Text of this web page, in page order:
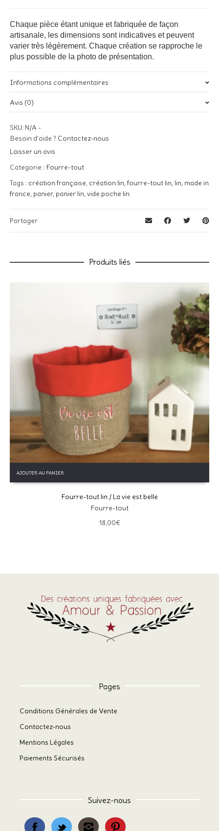
Chaque pièce étant unique et fabriquée de façon
artisanale, les dimensions sont indicatives et peuvent
varier très légèrement. Chaque création se rapproche le
plus possible de la photo de présentation.
Informations complémentaires
Poids
Taille
Trio, L, M, S
Couleurs
Noir, Blanc, Rouge, Bleu Marine, Bleu Jean, Bordeaux
Avis (0)
Soyez le premier à laisser votre avis sur “Paniers Lettres en lin”
Votre adresse e-mail ne sera pas publiée.
obligatoires sont indiqués avec
Votre note*
Votre avis *
*
Enregistrer mon nom, mon e-mail et mon site dans le
navigateur pour mon prochain commentaire.
Ce site utilise Akismet pour réduire les indésirables.En savoir
plus sur la façon dont les données de vos commentaires sont
traitées.
SKU: N/A -
Besoin d'aide ? Contactez-nous
Laisser un avis
Categorie : Fourre-tout
Tags : création française, création lin, fourre-tout lin, lin, made in
france, panier, panier lin, vide poche lin
Partager
Produits liés
AJOUTER AU PANIER
Fourre-tout lin / La vie est belle
Fourre-tout
18,00€
Pages
Conditions Générales de Vente
Contactez-nous
Mentions Légales
Paiements Sécurisés
Suivez-nous